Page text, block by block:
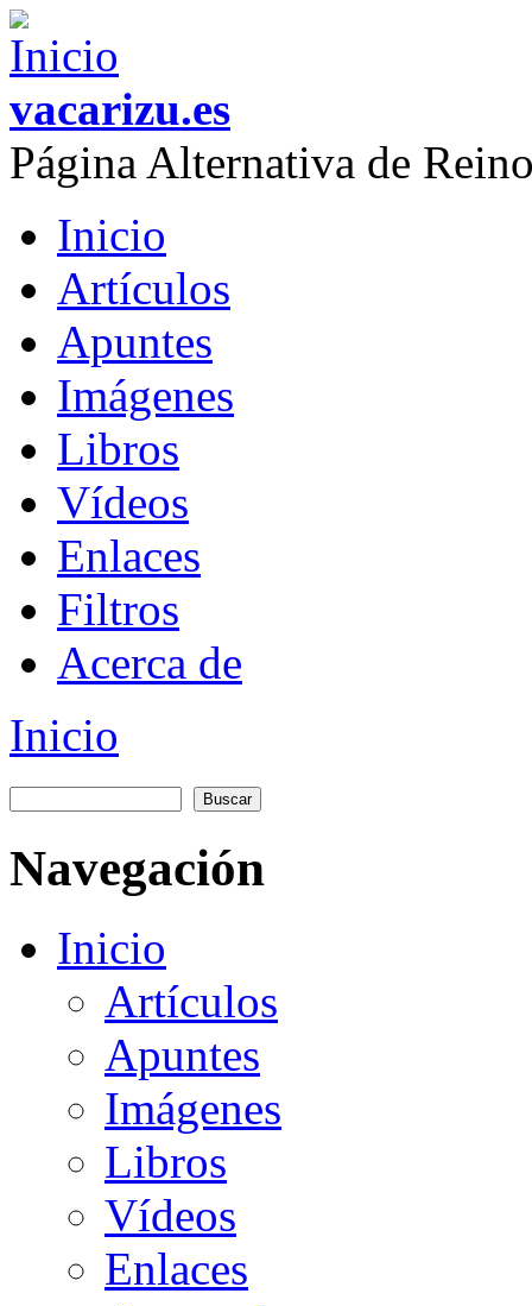
Skip to main content
vacarizu.es
Página Alternativa de
Main menu
Inicio
Artículos
Apuntes
Imágenes
Libros
Vídeos
Enlaces
Filtros
Acerca de
You are here
Inicio
Formulario de búsqueda
Navegación
Inicio
Artículos
Apuntes
Imágenes
Libros
Vídeos
Enlaces